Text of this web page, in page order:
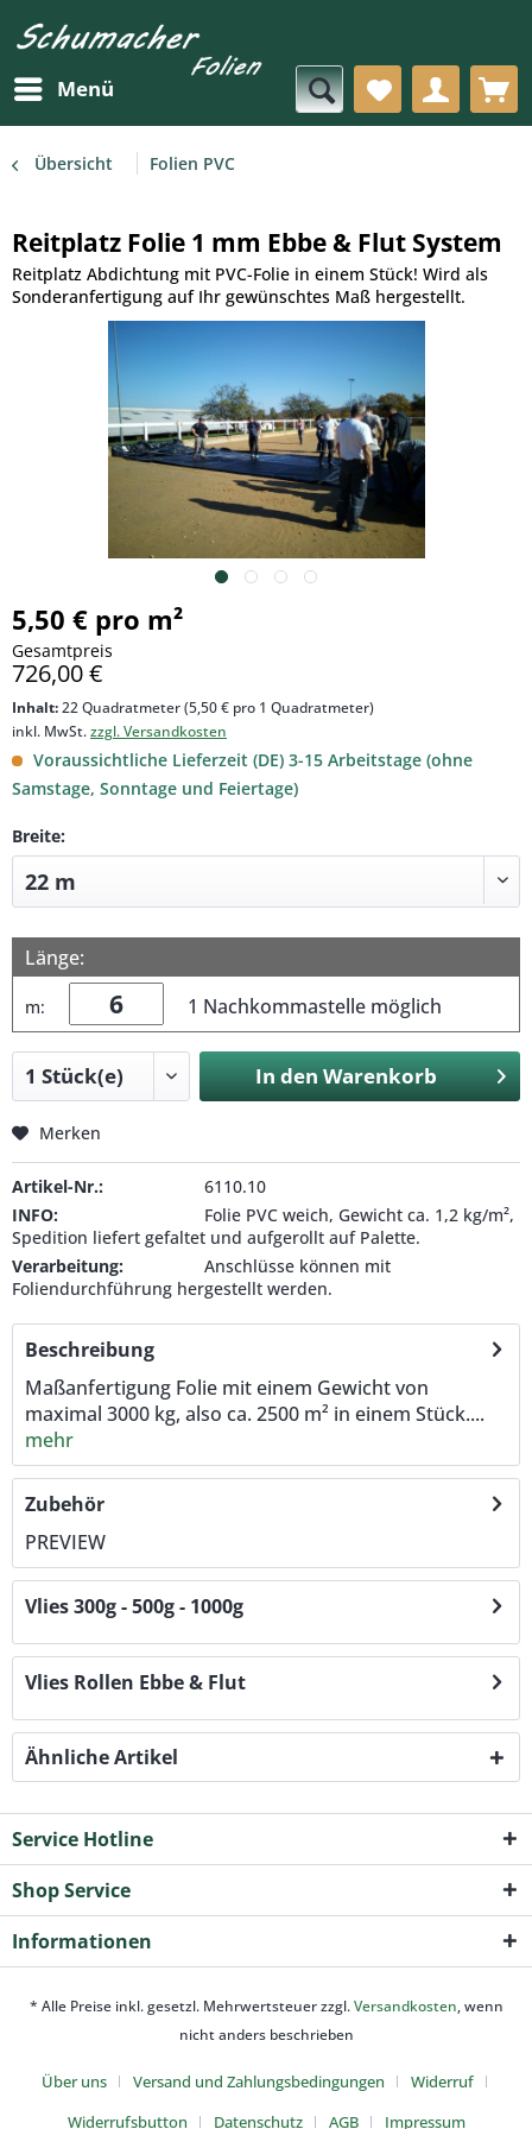
Menü
Übersicht Folien PVC
Reitplatz Folie 1 mm Ebbe & Flut System
Reitplatz Abdichtung mit PVC-Folie in einem Stück! Wird als
Sonderanfertigung auf Ihr gewünschtes Maß hergestellt.
5,50 € pro m²
Gesamtpreis
726,00 €
Inhalt:22 Quadratmeter (5,50 € pro 1 Quadratmeter)
inkl. MwSt.zzgl. Versandkosten
Voraussichtliche Lieferzeit (DE) 3-15 Arbeitstage (ohne
Samstage, Sonntage und Feiertage)
Breite:
Länge:
m: 1 Nachkommastelle möglich
In denWarenkorb
Merken
Artikel-Nr.:
6110.10
INFO:
Folie PVC weich, Gewicht ca. 1,2 kg/m²,
Spedition liefert gefaltet und aufgerollt auf Palette.
Verarbeitung:
Anschlüsse können mit
Foliendurchführung hergestellt werden.
Beschreibung
Maßanfertigung Folie mit einem Gewicht von
maximal 3000 kg, also ca. 2500 m² in einem Stück....
mehr
Zubehör
PREVIEW
Vlies 300g - 500g - 1000g
Vlies Rollen Ebbe & Flut
Ähnliche Artikel
Service Hotline
Shop Service
Informationen
* Alle Preise inkl. gesetzl. Mehrwertsteuer zzgl.Versandkosten, wenn
nicht anders beschrieben
Über uns Versand und Zahlungsbedingungen
Widerruf
Widerrufsbutton
Datenschutz AGB Impressum